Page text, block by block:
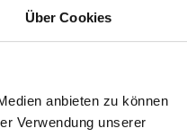
Über Cookies
anbieten zu können
Verwendung unserer